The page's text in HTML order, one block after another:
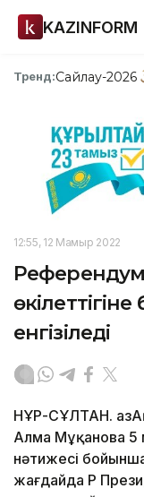
KAZINFORM
Тренд:Сайлау-2026
12:55, 12 Мамыр 2022
Референдум
енгізіледі
НҰР-СҰЛТАН.
Алма Мұқанова 5
нәтижесі
жағдайда ҚР